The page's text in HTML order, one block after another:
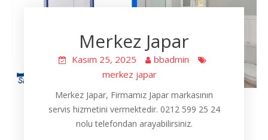
Merkez Japar
Kasım 25, 2025
bbadmin
merkez japar
Merkez Japar, Firmamız Japar markasının
servis hizmetini vermektedir. 0212 599 25 24
nolu telefondan arayabilirsiniz.